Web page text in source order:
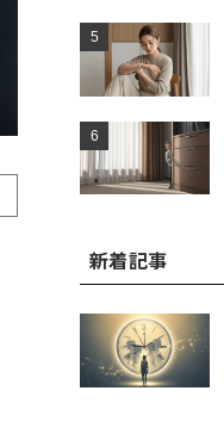
新着記事